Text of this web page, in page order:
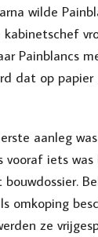
wilde
kabinetschef
Painblancs
dat op papier
aanleg
vooraf iets
omkoping
ze